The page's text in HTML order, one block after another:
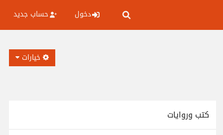
دخول حساب جديد
خيارات
كتب وروايات